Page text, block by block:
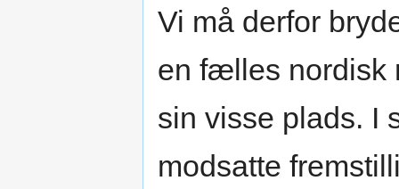
Vi må derfor
en fælles nordisk
sin visse plads. I
modsatte